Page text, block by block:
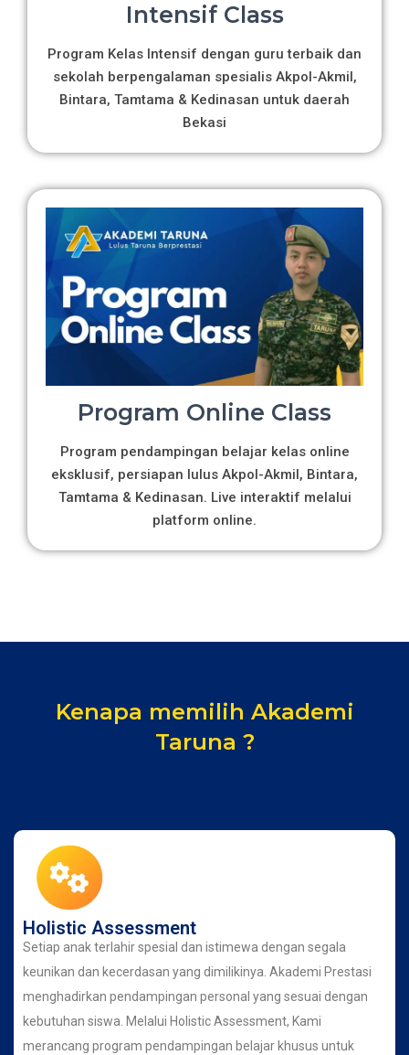
Intensif Class
Program Kelas Intensif dengan guru terbaik dan
sekolah berpengalaman spesialis Akpol-Akmil,
Bintara, Tamtama & Kedinasan untuk daerah
Bekasi
Program Online Class
Program pendampingan belajar kelas online
eksklusif, persiapan lulus Akpol-Akmil, Bintara,
Tamtama & Kedinasan. Live interaktif melalui
platform online.
Kenapa memilih Akademi
Taruna ?
Holistic Assessment
Setiap anak terlahir spesial dan istimewa dengan segala
keunikan dan kecerdasan yang dimilikinya. Akademi Prestasi
menghadirkan pendampingan personal yang sesuai dengan
kebutuhan siswa. Melalui Holistic Assessment, Kami
merancang program pendampingan belajar khusus untuk